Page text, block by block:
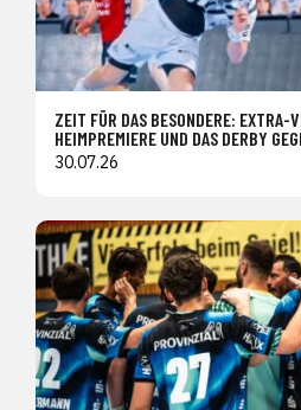
ZEIT FÜR DAS BESONDERE: EXTRA-
HEIMPREMIERE UND DAS DERBY
30.07.26